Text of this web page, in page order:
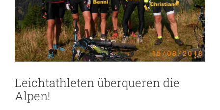
Leichtathleten überqueren die
Alpen!